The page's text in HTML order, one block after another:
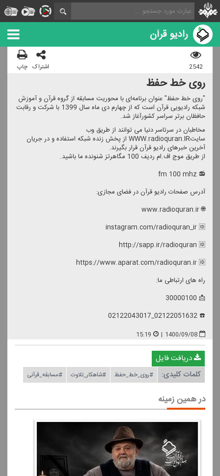
رادیو قرآن
2542 اشتراک چاپ
روی خط حفظ
"روی خط حفظ" عنوان برنامه‌ای با محوریت مسابقه از گروه قرآن و آموزش
شبكه رادیویی قرآن است كه از چهارم دی ماه سال 1399 با شركت و رقابت
حافظان برتر سراسر كشورآغاز شد.
مخاطبان در سرتاسر دنیا می توانند از طریق وب
سایتWWW.radioquran.IR از پخش زنده شبكه استفاده و در جریان
آخرین خبرهای رادیو قرآن قرار بگیرند.
از طریق موج اف.ام ردیف 100 مگاهرتز شنونده ما باشید.
📻 fm 100 mhz
آدرس صفحات رادیو قرآن در فضای مجازی:
🌐 www.radioquran.ir
instagram.com/radioquran_ir 🆔
http://sapp.ir/radioquran 🆔
https://www.aparat.com/radioquran.ir 🆔
راه های ارتباطی ما:
📩 30000100
☎️ 02122051632_02122043017
1400/09/08
|
15:19
دریافت فایل
کلمات کلیدی:
#روی_خط_حفظ #شاهكار_تلاوت #مسابقه_قرآنی
در همین زمینه